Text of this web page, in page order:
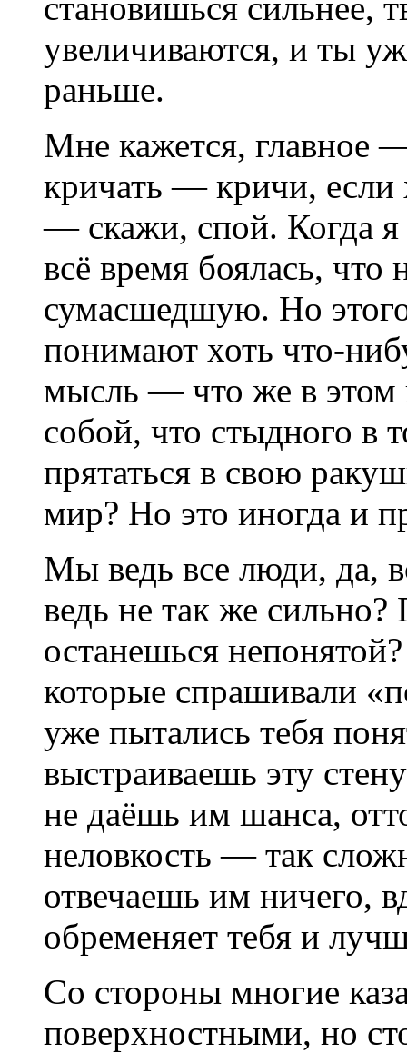
увеличиваются, и ты
раньше.
Мне кажется, главное
кричать — кричи, если
— скажи, спой. Когда я
всё время боялась, что
сумасшедшую. Но
понимают хоть что-
мысль — что же в
собой, что стыдного в
прятаться в свою
мир? Но это иногда и
Мы ведь все люди, да,
ведь не так же
останешься
которые спрашивали
уже пытались тебя
выстраиваешь эту
не даёшь им шанса,
неловкость — так
отвечаешь им ничего,
обременяет тебя и
Со стороны многие
поверхностными, но